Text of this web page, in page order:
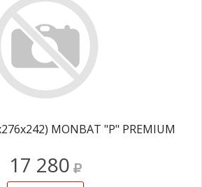
MONBAT "P" PREMIUM
17 280